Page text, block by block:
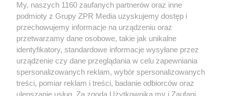
Żaden utwór zamieszczony w serwisie nie może być powielany i
rozpowszechniany lub dalej rozpowszechniany w jakikolwiek sposób (w
tym także elektroniczny lub mechaniczny) na jakimkolwiek polu
eksploatacji w jakiejkolwiek formie, włącznie z umieszczaniem w Internecie
bez pisemnej zgody właściciela praw. Jakiekolwiek użycie lub
wykorzystanie utworów w całości lub w części z naruszeniem prawa, tzn.
bez właściwej zgody, jest zabronione pod groźbą kary i może być ścigane
prawnie.
My, naszych 1160 zaufanych partnerów oraz inne
podmioty z Grupy ZPR Media uzyskujemy dostęp i
przechowujemy informacje na urządzeniu oraz
przetwarzamy dane osobowe, takie jak unikalne
identyfikatory, standardowe informacje wysyłane przez
urządzenie czy dane przeglądania w celu zapewniania
spersonalizowanych reklam, wybór spersonalizowanych
treści, pomiar reklam i treści, badanie odbiorców oraz
ulepszanie usług. Za zgodą Użytkownika my i Zaufani